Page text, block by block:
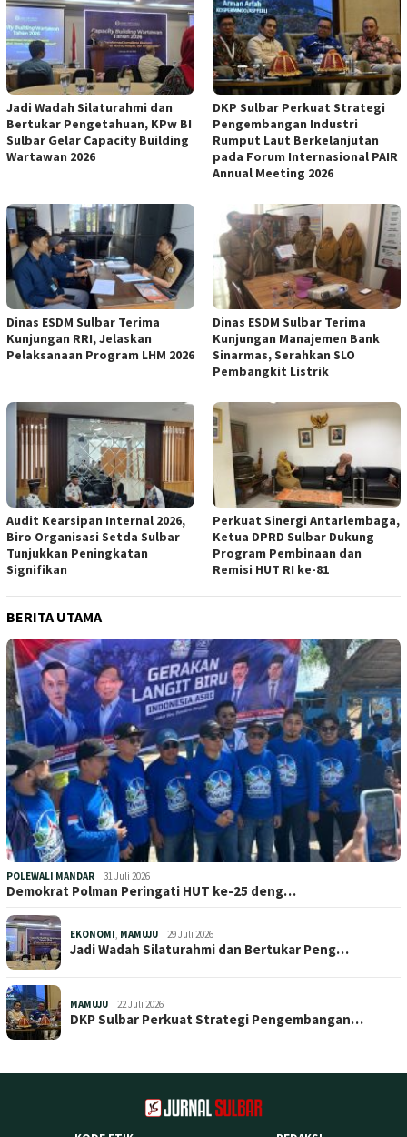
Jadi Wadah Silaturahmi dan
Bertukar Pengetahuan, KPw BI
Sulbar Gelar Capacity Building
Wartawan 2026
DKP Sulbar Perkuat Strategi
Pengembangan Industri
Rumput Laut Berkelanjutan
pada Forum Internasional PAIR
Annual Meeting 2026
Dinas ESDM Sulbar Terima
Kunjungan RRI, Jelaskan
Pelaksanaan Program LHM 2026
Dinas ESDM Sulbar Terima
Kunjungan Manajemen Bank
Sinarmas, Serahkan SLO
Pembangkit Listrik
Audit Kearsipan Internal 2026,
Biro Organisasi Setda Sulbar
Tunjukkan Peningkatan
Signifikan
Perkuat Sinergi Antarlembaga,
Ketua DPRD Sulbar Dukung
Program Pembinaan dan
Remisi HUT RI ke-81
BERITA UTAMA
POLEWALI MANDAR 31 Juli 2026
Demokrat Polman Peringati HUT ke-25 deng…
EKONOMI MAMUJU 29 Juli 2026
Jadi Wadah Silaturahmi dan Bertukar Peng…
MAMUJU 22 Juli 2026
DKP Sulbar Perkuat Strategi Pengembangan…